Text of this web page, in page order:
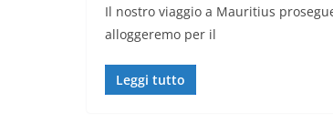
Il nostro viaggio a Mauritius
alloggeremo per il
Leggi tutto